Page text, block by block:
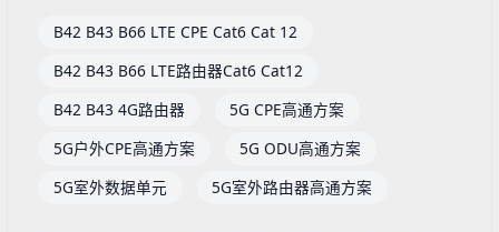
B42 B43 B66 LTE CPE Cat6 Cat 12
B42 B43 B66 LTE路由器Cat6 Cat12
B42 B43 4G路由器
5G CPE高通方案
5G户外CPE高通方案
5G ODU高通方案
5G室外数据单元
5G室外路由器高通方案